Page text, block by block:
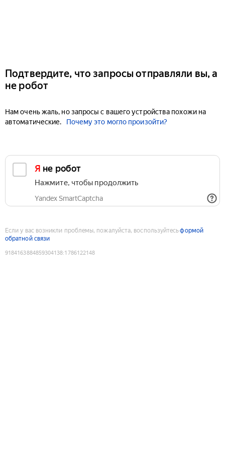
Подтвердите, что запросы отправляли вы, а
не робот
Нам очень жаль, но запросы с вашего устройства похожи на
автоматические.
Почему это могло произойти?
Я не робот
Нажмите, чтобы продолжить
Yandex SmartCaptcha
Если у вас возникли проблемы, пожалуйста, воспользуйтесьформой
обратной связи
9184163884859304138:1786122148